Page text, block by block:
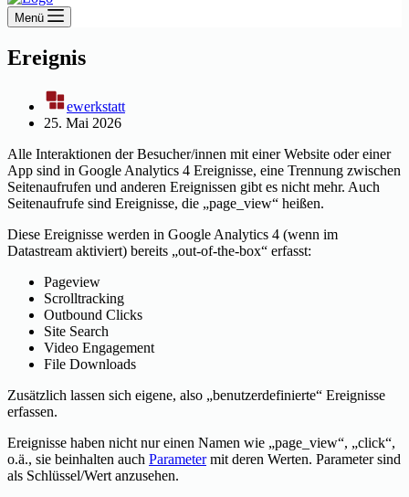
Menü
Ereignis
ewerkstatt
25. Mai 2026
Alle Interaktionen der Besucher/innen mit einer Website oder einer
App sind in Google Analytics 4 Ereignisse, eine Trennung zwischen
Seitenaufrufen und anderen Ereignissen gibt es nicht mehr. Auch
Seitenaufrufe sind Ereignisse, die „page_view“ heißen.
Diese Ereignisse werden in Google Analytics 4 (wenn im
Datastream aktiviert) bereits „out-of-the-box“ erfasst:
Pageview
Scrolltracking
Outbound Clicks
Site Search
Video Engagement
File Downloads
Zusätzlich lassen sich eigene, also „benutzerdefinierte“ Ereignisse
erfassen.
Ereignisse haben nicht nur einen Namen wie „page_view“, „click“,
o.ä., sie beinhalten auch Parametermit deren Werten. Parameter sind
als Schlüssel/Wert anzusehen.